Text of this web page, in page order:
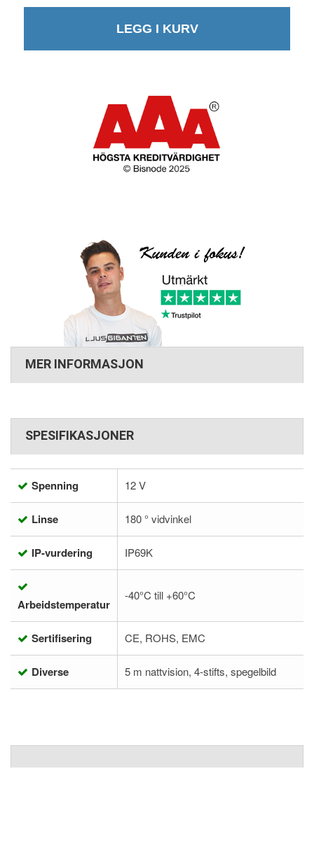
LEGG I KURV
MER INFORMASJON
SPESIFIKASJONER
Spenning 12 V
Linse 180 ° vidvinkel
IP-vurdering IP69K
Arbeidstemperatur
-40°C till +60°C
Sertifisering CE, ROHS, EMC
Diverse 5 m nattvision, 4-stifts, spegelbild